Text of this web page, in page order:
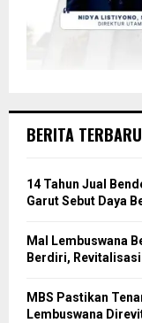
BERITA TERBARU
14 Tahun Jual
Garut Sebut Daya
Mal Lembuswana
Berdiri,
MBS Pastikan
Lembuswana